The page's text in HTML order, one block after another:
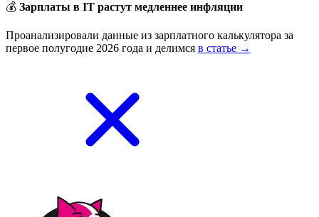
💰 Зарплаты в IT растут медленнее инфляции
Проанализировали данные из зарплатного калькулятора за
первое полугодие 2026 года и делимся в статье →